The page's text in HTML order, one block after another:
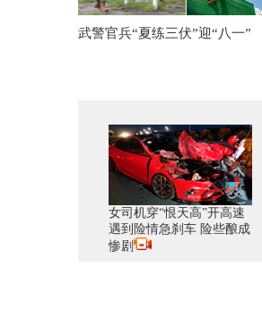
武警官兵“夏练三伏”迎“八一”
女司机穿“恨天高”开高速
遇到险情急刹车 险些酿成
惨剧